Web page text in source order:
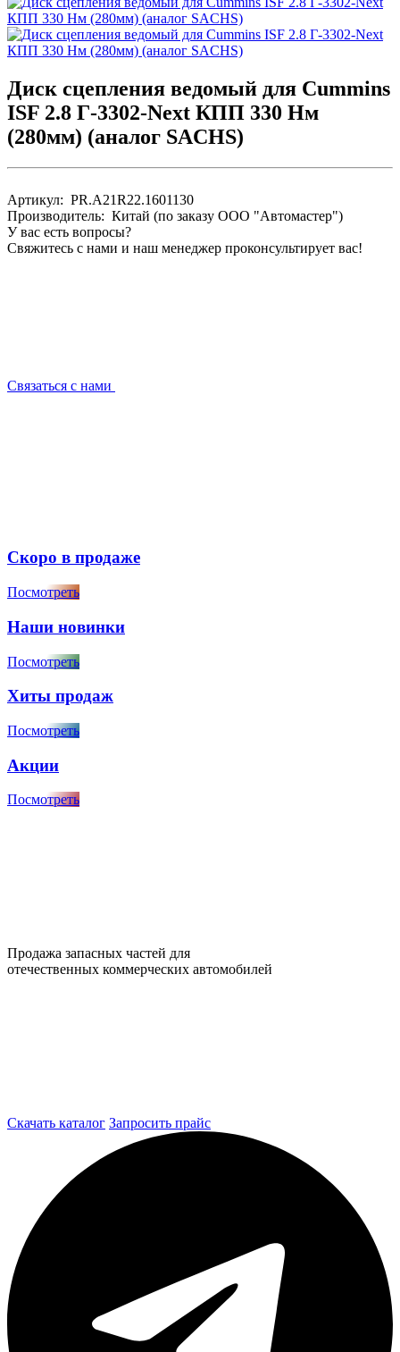
Диск сцепления ведомый для Cummins
ISF 2.8 Г-3302-Next КПП 330 Нм
(280мм) (аналог SACHS)
Артикул: PR.A21R22.1601130
Производитель: Китай (по заказу ООО "Автомастер")
У вас есть вопросы?
Свяжитесь с нами и наш менеджер проконсультирует вас!
Связаться с нами
Скоро в продаже
Посмотреть
Наши новинки
Посмотреть
Хиты продаж
Посмотреть
Акции
Посмотреть
Продажа запасных частей для
отечественных коммерческих автомобилей
Скачать каталог Запросить прайс